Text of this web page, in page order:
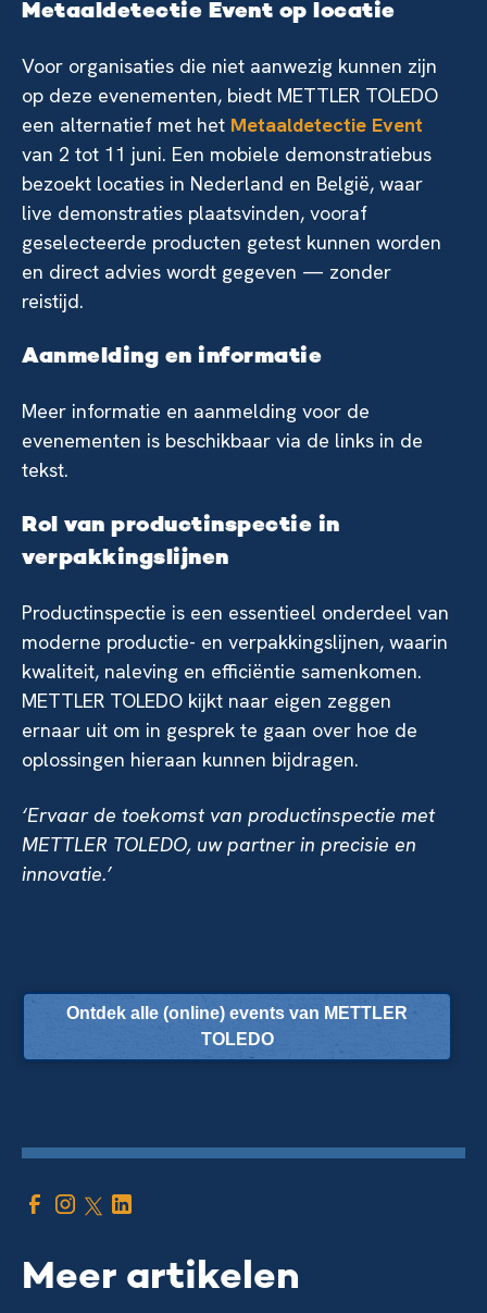
Metaaldetectie Event op locatie
Voor organisaties die niet aanwezig kunnen zijn
op deze evenementen, biedt METTLER TOLEDO
een alternatief met het Metaaldetectie Event
van 2 tot 11 juni. Een mobiele demonstratiebus
bezoekt locaties in Nederland en België, waar
live demonstraties plaatsvinden, vooraf
geselecteerde producten getest kunnen worden
en direct advies wordt gegeven — zonder
reistijd.
Aanmelding en informatie
Meer informatie en aanmelding voor de
evenementen is beschikbaar via de links in de
tekst.
Rol van productinspectie in
verpakkingslijnen
Productinspectie is een essentieel onderdeel van
moderne productie- en verpakkingslijnen, waarin
kwaliteit, naleving en efficiëntie samenkomen.
METTLER TOLEDO kijkt naar eigen zeggen
ernaar uit om in gesprek te gaan over hoe de
oplossingen hieraan kunnen bijdragen.
‘Ervaar de toekomst van productinspectie met
METTLER TOLEDO, uw partner in precisie en
innovatie.’
Ontdek alle (online) events van METTLER
TOLEDO
Meer artikelen